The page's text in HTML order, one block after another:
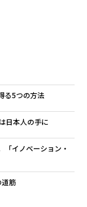
る5つの方法
日本人の手に
「イノベーション・
筋